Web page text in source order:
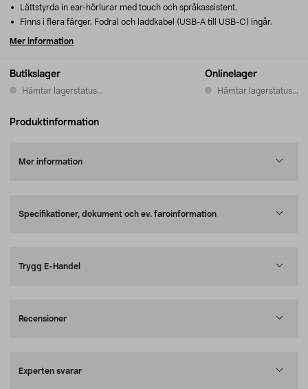
Butikslager
Hämtar lagerstatus...
Onlinelager
Hämtar lagerstatus...
Lättstyrda in ear-hörlurar med touch och språkassistent.
Finns i flera färger. Fodral och laddkabel (USB-A till USB-C) ingår.
Mer information
Produktinformation
Mer information
Specifikationer, dokument och ev. faroinformation
Trygg E-Handel
Recensioner
Experten svarar